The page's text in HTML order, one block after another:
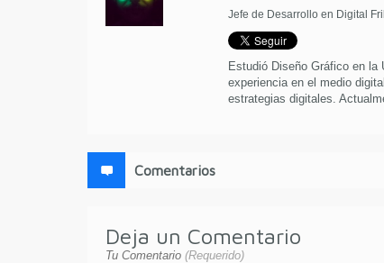
Jefe de Desarrollo en Digital
Estudió Diseño Gráfico en la
experiencia en el medio
estrategias digitales.
Comentarios
Deja un Comentario
Tu Comentario (Requerido)